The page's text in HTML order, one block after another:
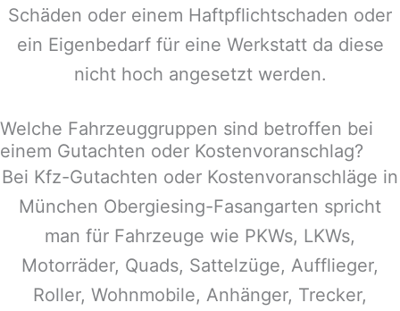
Schäden oder einem Haftpflichtschaden oder
ein Eigenbedarf für eine Werkstatt da diese
nicht hoch angesetzt werden.
Welche Fahrzeuggruppen sind betroffen bei
einem Gutachten oder Kostenvoranschlag?
Bei Kfz-Gutachten oder Kostenvoranschläge in
München Obergiesing-Fasangarten spricht
man für Fahrzeuge wie PKWs, LKWs,
Motorräder, Quads, Sattelzüge, Aufflieger,
Roller, Wohnmobile, Anhänger, Trecker,